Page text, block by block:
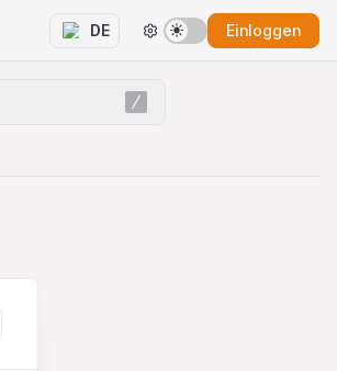
DE Einloggen